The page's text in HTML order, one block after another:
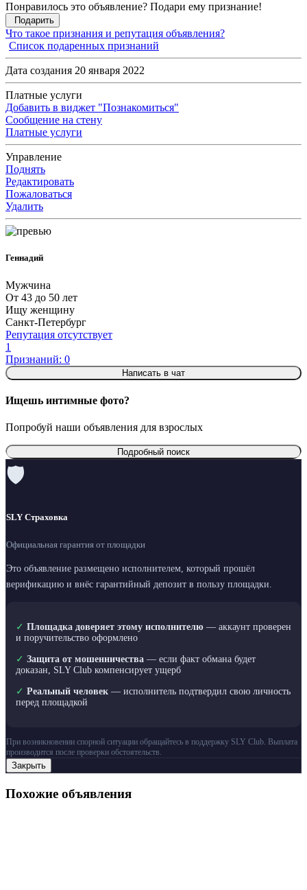
Понравилось это объявление? Подари ему признание!
Подарить
Что такое признания и репутация объявления?
Список подаренных признаний
Дата создания 20 января 2022
Платные услуги
Добавить в виджет "Познакомиться"
Сообщение на стену
Платные услуги
Управление
Поднять
Редактировать
Пожаловаться
Удалить
Геннадий
Мужчина
От 43 до 50 лет
Ищу женщину
Санкт-Петербург
Репутация отсутствует
1
Признаний: 0
Написать в чат
Ищешь интимные фото?
Попробуй наши объявления для взрослых
Подробный поиск
🛡
SLY Страховка
Официальная гарантия от площадки
Это объявление размещено исполнителем, который прошёл
верификацию и внёс гарантийный депозит в пользу площадки.
✓ Площадка доверяет этому исполнителю — аккаунт проверен
и поручительство оформлено
✓ Защита от мошенничества — если факт обмана будет
доказан, SLY Club компенсирует ущерб
✓ Реальный человек — исполнитель подтвердил свою личность
перед площадкой
При возникновении спорной ситуации обращайтесь в поддержку SLY Club. Выплата
производится после проверки обстоятельств.
Закрыть
Похожие объявления